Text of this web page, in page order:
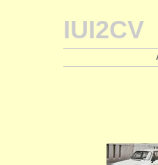
IUI2CV